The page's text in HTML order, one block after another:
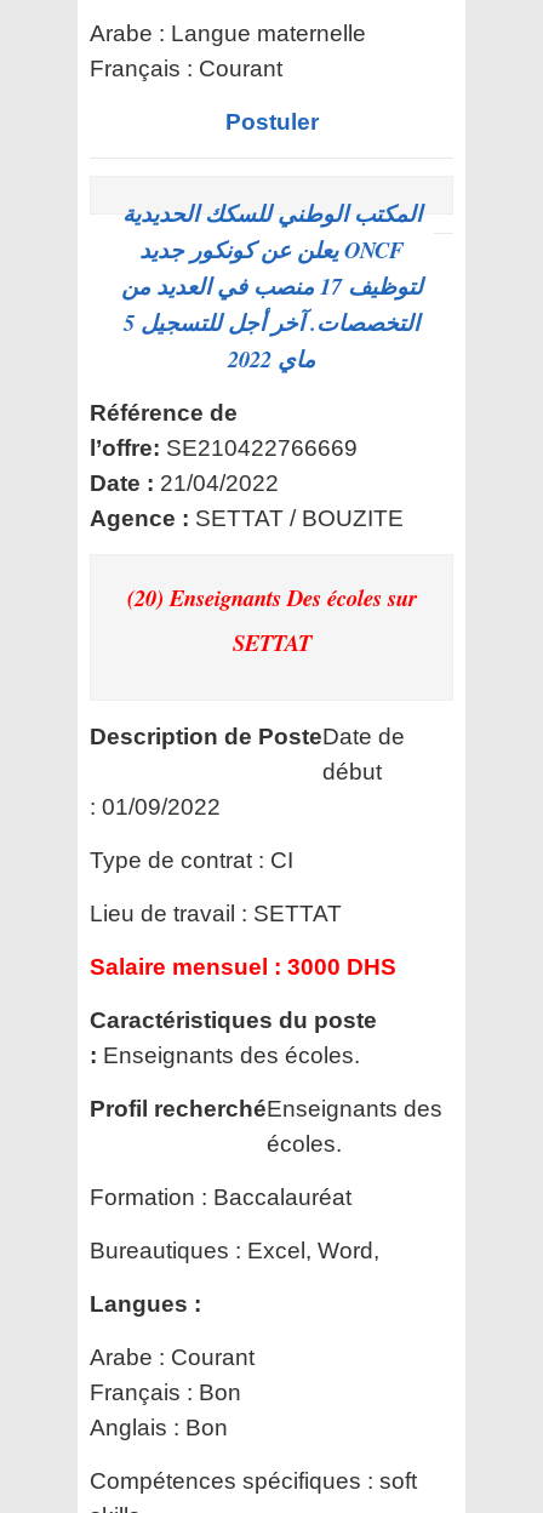
Arabe : Langue maternelle
Français : Courant
Postuler
المكتب الوطني للسكك الحديدية
ONCF يعلن عن كونكور جديد
لتوظيف 17 منصب في العديد من
التخصصات. آخر أجل للتسجيل 5
ماي 2022
Référence de
l’offre: SE210422766669
Date : 21/04/2022
Agence : SETTAT / BOUZITE
(20) Enseignants Des écolessur
SETTAT
Description de PosteDate de
début
: 01/09/2022
Type de contrat : CI
Lieu de travail : SETTAT
Salaire mensuel : 3000 DHS
Caractéristiques du poste
: Enseignants des écoles.
Profil recherchéEnseignants des
écoles.
Formation : Baccalauréat
Bureautiques : Excel, Word,
Langues :
Arabe : Courant
Français : Bon
Anglais : Bon
Compétences spécifiques : soft